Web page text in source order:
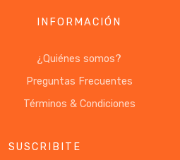
INFORMACIÓN
¿Quiénes somos?
Preguntas Frecuentes
Términos & Condiciones
SUSCRIBITE